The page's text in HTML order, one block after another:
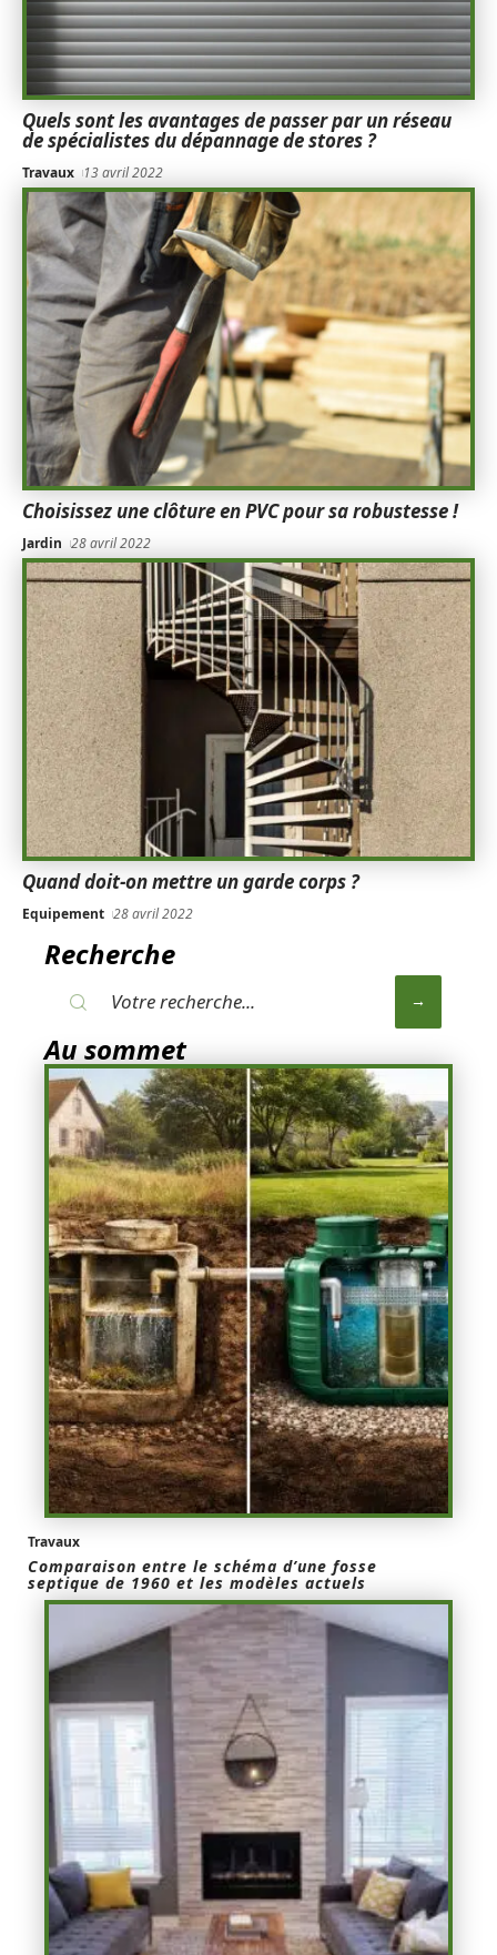
Quels sont les avantages de passer par un réseau
de spécialistes du dépannage de stores ?
Travaux 13 avril 2022
Choisissez une clôture en PVC pour sa robustesse !
Jardin 28 avril 2022
Quand doit-on mettre un garde corps ?
Equipement 28 avril 2022
Recherche
Au sommet
Travaux
Comparaison entre le schéma d’une fosse
septique de 1960 et les modèles actuels